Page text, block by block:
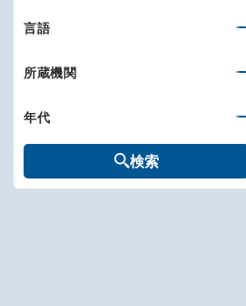
言語
所蔵機関
年代
検索